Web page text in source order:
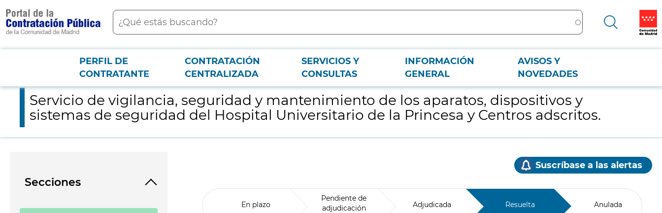
contenido
principal
Buscar
Menú PCON
PERFIL DE
CONTRATANTE
CONTRATACIÓN
CENTRALIZADA
SERVICIOS Y
CONSULTAS
INFORMACIÓN
GENERAL
AVISOS Y
NOVEDADES
Servicio de vigilancia, seguridad y mantenimiento de los aparatos, dispositivos y sistemas de seguridad del Hospital Universitario de la Princesa y Centros adscritos.
Servicio de vigilancia, seguridad y mantenimiento de los aparatos, dispositivos y
sistemas de seguridad del Hospital Universitario de la Princesa y Centros adscritos.
Secciones
Suscríbase a las alertas
En plazo
Pendiente de
adjudicación
Adjudicada Resuelta Anulada